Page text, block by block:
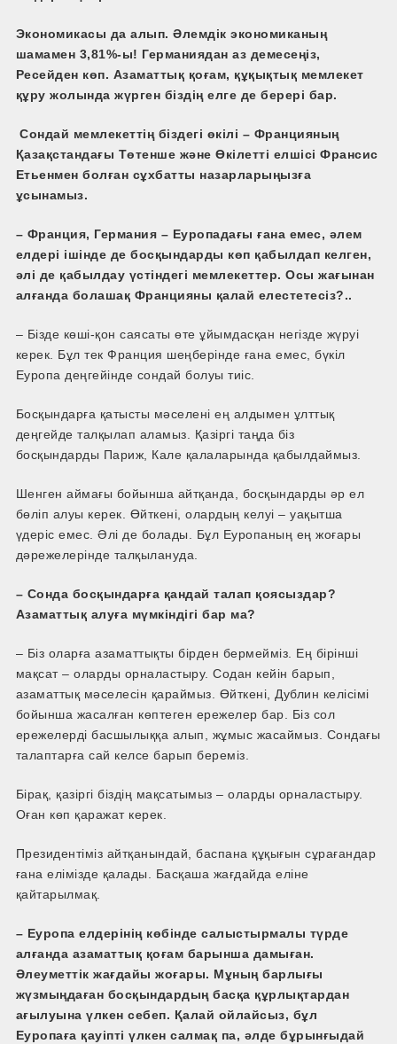
Экономикасы да алып. Әлемдік экономиканың
шамамен 3,81%-ы! Германиядан аз демесеңіз,
Ресейден көп. Азаматтық қоғам, құқықтық мемлекет
құру жолында жүрген біздің елге де берері бар.
Сондай мемлекеттің біздегі өкілі – Францияның
Қазақстандағы Төтенше және Өкілетті елшісі Франсис
Етьенмен болған сұхбатты назарларыңызға
ұсынамыз.
– Франция, Германия – Еуропадағы ғана емес, әлем
елдері ішінде де босқындарды көп қабылдап келген,
әлі де қабылдау үстіндегі мемлекеттер. Осы жағынан
алғанда болашақ Францияны қалай елестетесіз?..
– Бізде көші­-қон саясаты өте ұйымдасқан негізде жүруі
керек. Бұл тек Франция шеңберінде ғана емес, бүкіл
Еуропа деңгейінде сондай болуы тиіс.
Босқындарға қатысты мәселені ең алдымен ұлттық
деңгейде талқылап аламыз. Қазіргі таңда біз
босқындарды Париж, Кале қалаларында қабылдаймыз.
Шенген аймағы бойынша айтқанда, босқындарды әр ел
бөліп алуы керек. Өйткені, олардың келуі – уақытша
үдеріс емес. Әлі де болады. Бұл Еуропаның ең жоғары
дәрежелерінде талқылануда.
– Сонда босқындарға қандай талап қоясыздар?
Азаматтық алуға мүмкіндігі бар ма?
– Біз оларға азаматтықты бірден бермейміз. Ең бірінші
мақсат – оларды орналастыру. Содан кейін барып,
азаматтық мәселесін қараймыз. Өйткені, Дублин келісімі
бойынша жасалған көптеген ережелер бар. Біз сол
ережелерді басшылыққа алып, жұмыс жасаймыз. Сондағы
талаптарға сай келсе барып береміз.
Бірақ, қазіргі біздің мақсатымыз – оларды орналастыру.
Оған көп қаражат керек.
Президентіміз айтқанындай, баспана құқығын сұрағандар
ғана елімізде қалады. Басқаша жағдайда еліне
қайтарылмақ.
– Еуропа елдерінің көбінде салыстырмалы түрде
алғанда азаматтық қоғам барынша дамыған.
Әлеуметтік жағдайы жоғары. Мұның барлығы
жүзмыңдаған босқындардың басқа құрлықтардан
ағылуына үлкен себеп. Қалай ойлайсыз, бұл
Еуропаға қауіпті үлкен салмақ па, әлде бұрынғыдай